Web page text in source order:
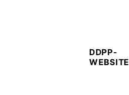
DDPP-
WEBSITE